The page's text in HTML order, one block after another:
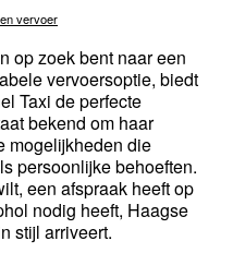
vervoer
op zoek bent naar een
vervoersoptie, biedt
Taxi de perfecte
bekend om haar
mogelijkheden die
persoonlijke behoeften.
een afspraak heeft op
nodig heeft, Haagse
stijl arriveert.